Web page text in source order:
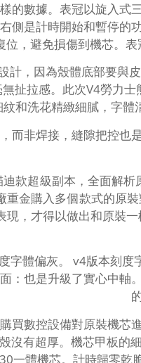
的數據。表冠以旋入式
側是計時開始和暫停的
位，避免損傷到機芯。
計，因為殼體底部要與
扯拉感。此次V4勞力
和洗花精緻細膩，字體
而非焊接，縫隙把控也
款超級副本，全面解
重金購入多個款式的原
現，才得以做出和原裝
字體偏灰。 v4版本刻
：也是升級了實心中軸
買數控設備對原裝機芯
沒有超厚。機芯甲板的
一體機芯。計時歸零乾